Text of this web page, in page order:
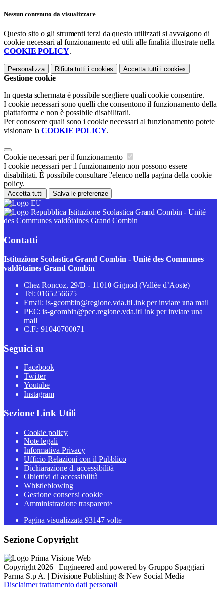
Nessun contenuto da visualizzare
Questo sito o gli strumenti terzi da questo utilizzati si avvalgono di
cookie necessari al funzionamento ed utili alle finalità illustrate nella
COOKIE POLICY.
Personalizza Rifiuta tutti i cookies Accetta tutti i cookies
Gestione cookie
In questa schermata è possibile scegliere quali cookie consentire.
I cookie necessari sono quelli che consentono il funzionamento della
piattaforma e non è possibile disabilitarli.
Per conoscere quali sono i cookie necessari al funzionamento potete
visionare la COOKIE POLICY.
Cookie necessari per il funzionamento
I cookie necessari per il funzionamento non possono essere
disabilitati. È possibile consultare l'elenco nella pagina della cookie
policy.
Accetta tutti Salva le preferenze
Istituzione Scolastica Grand Combin - Unité
des Communes valdôtaines Grand Combin
Contatti
Istituzione Scolastica Grand Combin - Unité des Communes
valdôtaines Grand Combin
Chez Roncoz, 29/D - 11010 Gignod (Vallée d’Aoste)
Tel: 0165256675
Email: is-gcombin@regione.vda.itLink per inviare una mail
PEC: is-gcombin@pec.regione.vda.itLink per inviare una
mail
C.F.: 91040700071
Seguici su
Facebook
Twitter
Youtube
Instagram
Sezione Link Utili
Cookie policy
Note legali
Informativa Privacy
Ufficio Relazioni con il Pubblico
Dichiarazione di accessibilità
Obiettivi di accessibilità
Whistleblowing
Gestione consensi cookie
Amministrazione trasparente
Pagina visualizzata 93147 volte
Sezione Copyright
Copyright 2026 | Engineered and powered by Gruppo Spaggiari
Parma S.p.A. | Divisione Publishing & New Social Media
Disclaimer trattamento dati personali